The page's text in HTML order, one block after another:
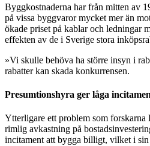
Byggkostnaderna har från mitten av
på vissa byggvaror mycket mer än
ökade priset på kablar och ledningar
effekten av de i Sverige stora
»Vi skulle behöva ha större insyn i
rabatter kan skada konkurrensen.
Presumtionshyra ger låga
Ytterligare ett problem som forskarna
rimlig avkastning på
incitament att bygga billigt, vilket i